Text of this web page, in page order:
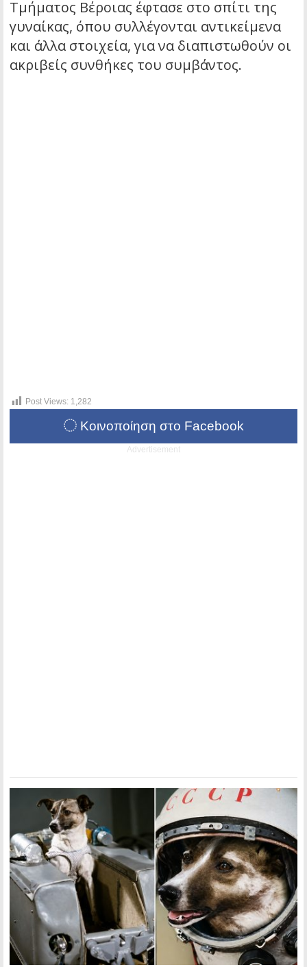
Τμήματος Βέροιας έφτασε στο σπίτι της
γυναίκας, όπου συλλέγονται αντικείμενα
και άλλα στοιχεία, για να διαπιστωθούν οι
ακριβείς συνθήκες του συμβάντος.
Post Views: 1,282
Κοινοποίηση στο Facebook
Advertisement